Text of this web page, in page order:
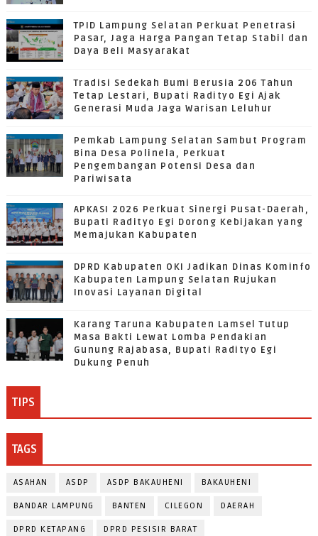
TPID Lampung Selatan Perkuat Penetrasi
Pasar, Jaga Harga Pangan Tetap Stabil dan
Daya Beli Masyarakat
Tradisi Sedekah Bumi Berusia 206 Tahun
Tetap Lestari, Bupati Radityo Egi Ajak
Generasi Muda Jaga Warisan Leluhur
Pemkab Lampung Selatan Sambut Program
Bina Desa Polinela, Perkuat
Pengembangan Potensi Desa dan
Pariwisata
APKASI 2026 Perkuat Sinergi Pusat-Daerah,
Bupati Radityo Egi Dorong Kebijakan yang
Memajukan Kabupaten
DPRD Kabupaten OKI Jadikan Dinas Kominfo
Kabupaten Lampung Selatan Rujukan
Inovasi Layanan Digital
Karang Taruna Kabupaten Lamsel Tutup
Masa Bakti Lewat Lomba Pendakian
Gunung Rajabasa, Bupati Radityo Egi
Dukung Penuh
TIPS
TAGS
ASAHAN ASDP ASDP BAKAUHENI BAKAUHENI
BANDAR LAMPUNG BANTEN CILEGON DAERAH
DPRD KETAPANG DPRD PESISIR BARAT